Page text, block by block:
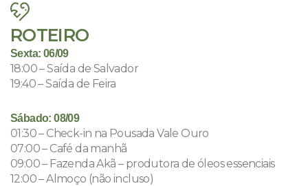
ROTEIRO
Sexta: 06/09
18:00 – Saída de Salvador
19:40 – Saída de Feira
Sábado: 08/09
01:30 – Check-in na Pousada Vale Ouro
07:00 – Café da manhã
09:00 – Fazenda Akã – produtora de óleos essenciais
12:00 – Almoço (não incluso)